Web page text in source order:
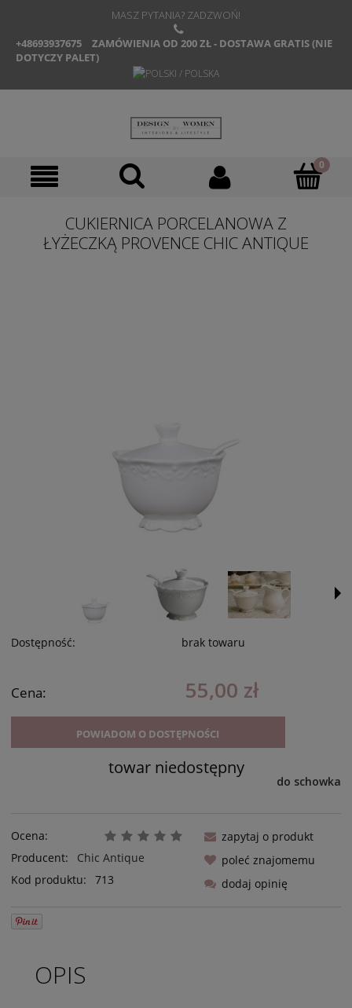
MASZ PYTANIA? ZADZWOŃ!
+48693937675
ZAMÓWIENIA OD 200 ZŁ - DOSTAWA GRATIS (NIE
DOTYCZY PALET)
CUKIERNICA PORCELANOWA Z
ŁYŻECZKĄ PROVENCE CHIC ANTIQUE
Dostępność: brak towaru
Cena: 55,00 zł
POWIADOM O DOSTĘPNOŚCI
towar niedostępny
do schowka
Ocena:
Producent:
Chic Antique
Kod produktu:
713
zapytaj o produkt
poleć znajomemu
dodaj opinię
OPIS